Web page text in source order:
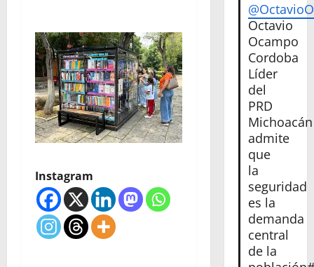
Instagram
Octavio
Ocampo
Cordoba
Líder
del
PRD
Michoacán
admite
que
la
seguridad
es la
demanda
central
de la